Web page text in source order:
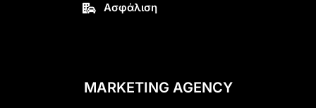
Ασφάλιση
MARKETING AGENCY